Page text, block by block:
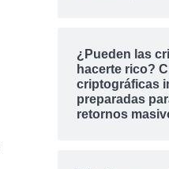
¿Pueden las
hacerte rico?
criptográficas
preparadas
retornos